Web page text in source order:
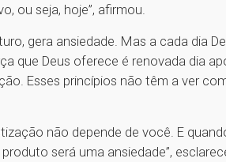
ou seja, hoje”, afirmou.
gera ansiedade. Mas a cada dia
que Deus oferece é renovada dia
Esses princípios não têm a ver
não depende de você. E
será uma ansiedade”,